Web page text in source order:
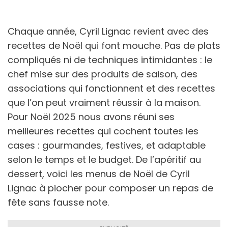
Chaque année, Cyril Lignac revient avec des
recettes de Noël qui font mouche. Pas de plats
compliqués ni de techniques intimidantes : le
chef mise sur des produits de saison, des
associations qui fonctionnent et des recettes
que l’on peut vraiment réussir à la maison.
Pour Noël 2025 nous avons réuni ses
meilleures recettes qui cochent toutes les
cases : gourmandes, festives, et adaptable
selon le temps et le budget. De l’apéritif au
dessert, voici les menus de Noël de Cyril
Lignac à piocher pour composer un repas de
fête sans fausse note.